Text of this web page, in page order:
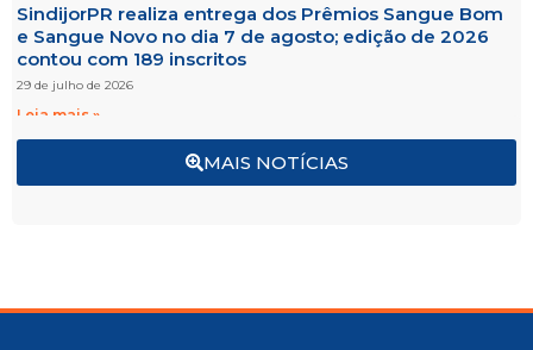
MAIS NOTÍCIAS
SindijorPR realiza entrega dos Prêmios Sangue Bom
e Sangue Novo no dia 7 de agosto; edição de 2026
contou com 189 inscritos
29 de julho de 2026
Leia mais »